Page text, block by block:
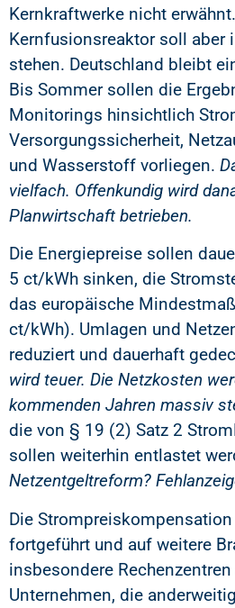
Kernkraftwerke nicht
Kernfusionsreaktor soll aber
stehen. Deutschland bleibt
Bis Sommer sollen die
Monitorings hinsichtlich
Versorgungssicherheit,
und Wasserstoff vorliegen.
vielfach. Offenkundig wird
Planwirtschaft betrieben.
Die Energiepreise sollen
5 ct/kWh sinken, die
das europäische
ct/kWh). Umlagen und
reduziert und dauerhaft
wird teuer. Die Netzkosten
kommenden Jahren massiv
die von § 19 (2) Satz 2
sollen weiterhin entlastet
Netzentgeltreform?
Die
fortgeführt und auf weitere
insbesondere
Unternehmen, die